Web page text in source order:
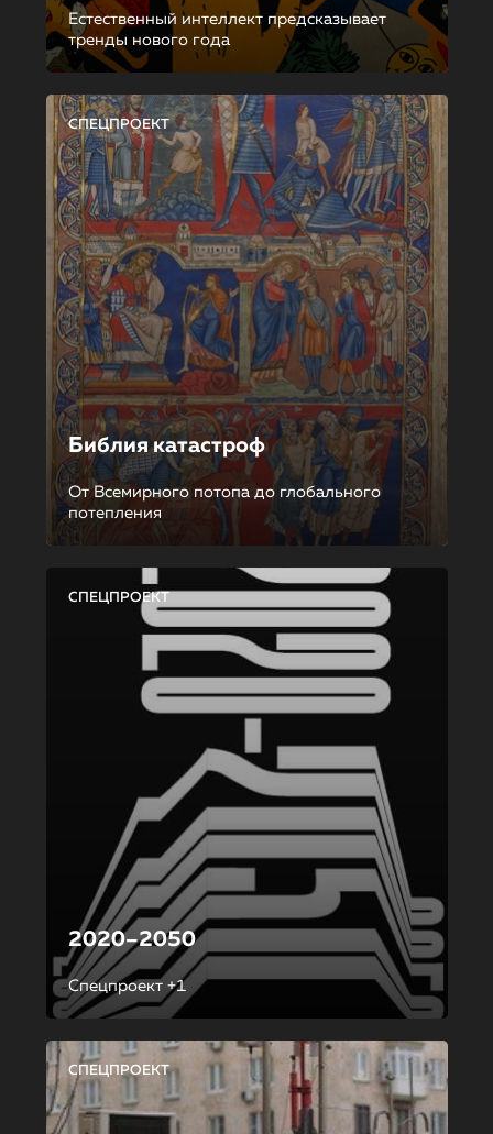
Естественный интеллект предсказывает
тренды нового года
СПЕЦПРОЕКТ
Библия катастроф
От Всемирного потопа до глобального
потепления
СПЕЦПРОЕКТ
2020–2050
Спецпроект +1
СПЕЦПРОЕКТ